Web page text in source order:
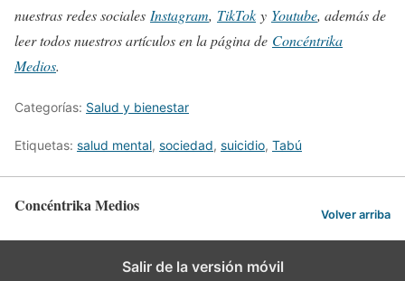
nuestras redes sociales Instagram, TikTok y Youtube, además de
leer todos nuestros artículos en la página de Concéntrika
Medios.
Categorías: Salud y bienestar
Etiquetas: salud mental, sociedad, suicidio, Tabú
Concéntrika Medios Volver arriba
Salir de la versión móvil